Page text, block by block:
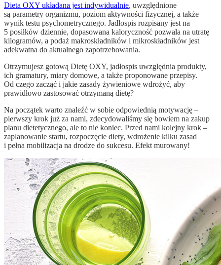
Dieta OXY układana jest indywidualnie, uwzględnione
są parametry organizmu, poziom aktywności fizycznej, a także
wynik testu psychometrycznego. Jadłospis rozpisany jest na
5 posiłków dziennie, dopasowana kaloryczność pozwala na utratę
kilogramów, a podaż makroskładników i mikroskładników jest
adekwatna do aktualnego zapotrzebowania.
Otrzymujesz gotową Dietę OXY, jadłospis uwzględnia produkty,
ich gramatury, miary domowe, a także proponowane przepisy.
Od czego zacząć i jakie zasady żywieniowe wdrożyć, aby
prawidłowo zastosować otrzymaną dietę?
Na początek warto znaleźć w sobie odpowiednią motywację –
pierwszy krok już za nami, zdecydowaliśmy się bowiem na zakup
planu dietetycznego, ale to nie koniec. Przed nami kolejny krok –
zaplanowanie startu, rozpoczęcie diety, wdrożenie kilku zasad
i pełna mobilizacja na drodze do sukcesu. Efekt murowany!